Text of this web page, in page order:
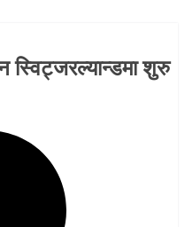
स्विट्जरल्यान्डमा शुरु